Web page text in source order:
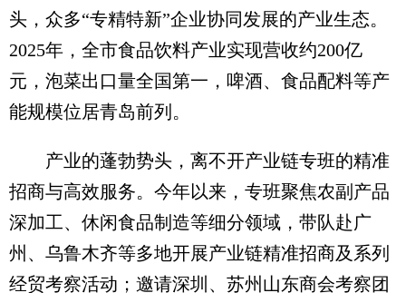
头，众多“专精特新”企业协同发展的产业生态。
2025年，全市食品饮料产业实现营收约200亿
元，泡菜出口量全国第一，啤酒、食品配料等产
能规模位居青岛前列。
产业的蓬勃势头，离不开产业链专班的精准
招商与高效服务。今年以来，专班聚焦农副产品
深加工、休闲食品制造等细分领域，带队赴广
州、乌鲁木齐等多地开展产业链精准招商及系列
经贸考察活动；邀请深圳、苏州山东商会考察团